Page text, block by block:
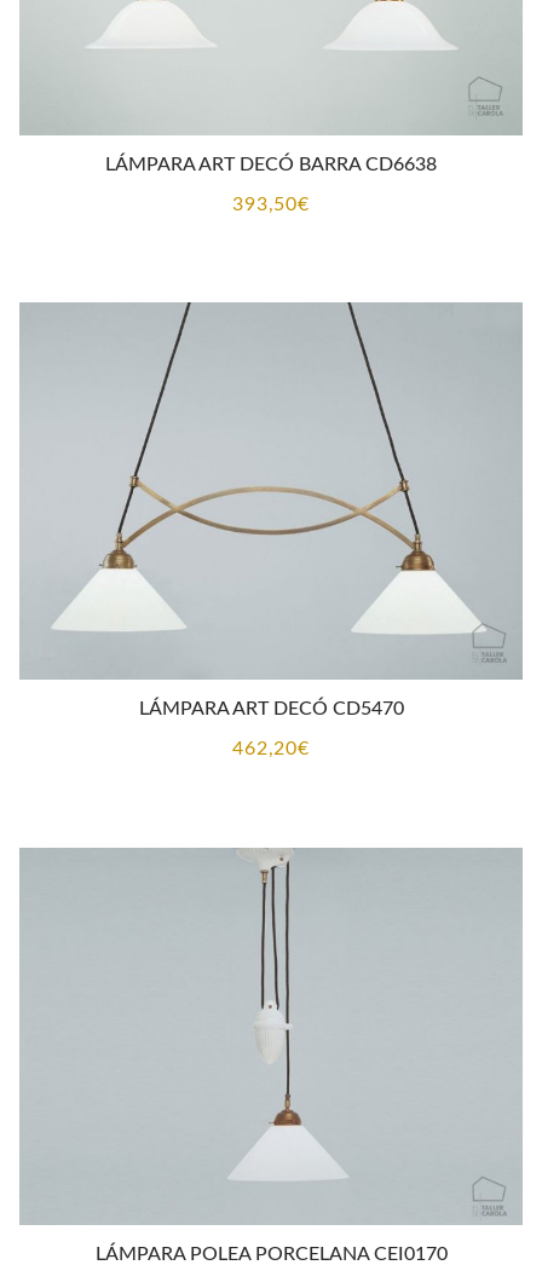
LÁMPARA ART DECÓ BARRA CD6638
393,50€
LÁMPARA ART DECÓ CD5470
462,20€
LÁMPARA POLEA PORCELANA CEI0170